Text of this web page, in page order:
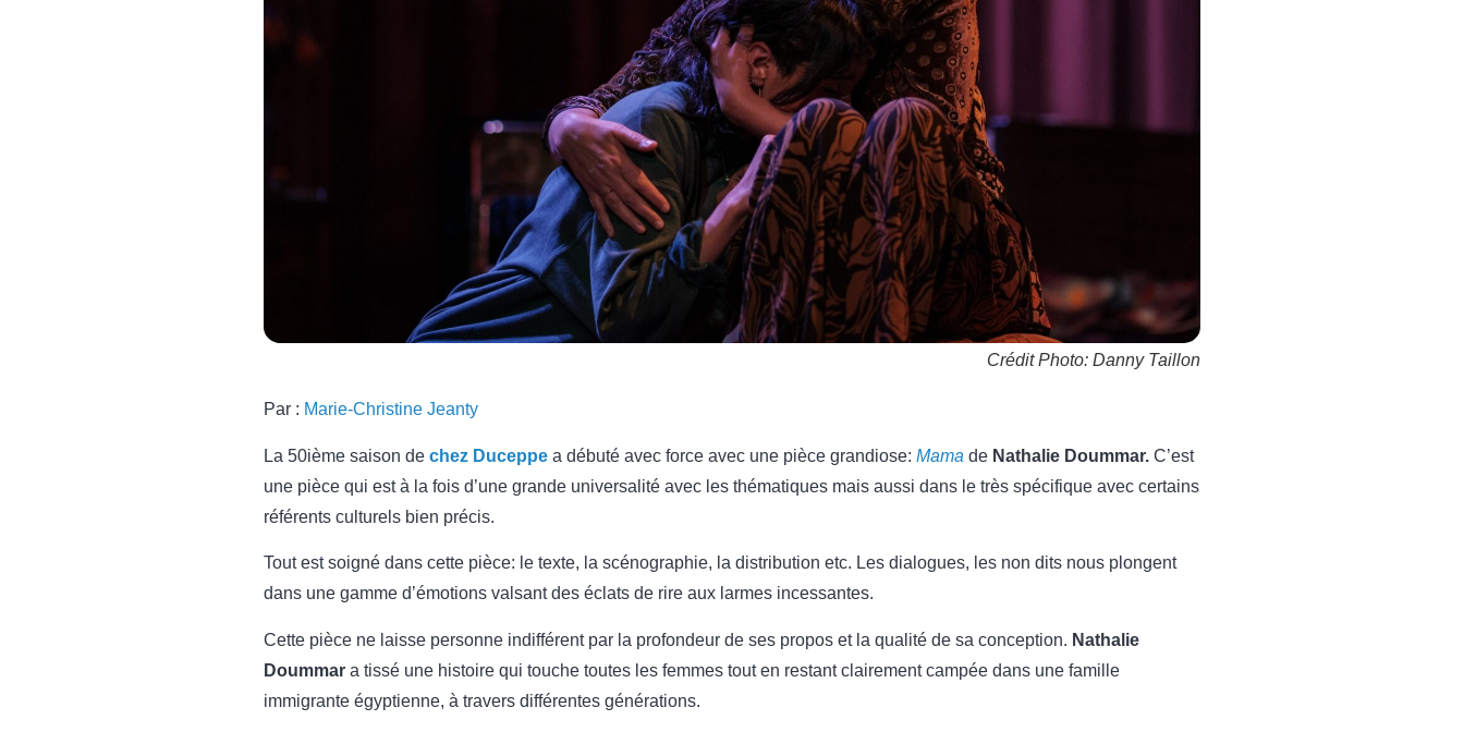
Crédit Photo: Danny Taillon
Par : Marie-Christine Jeanty
La 50ième saison de chez Duceppe a débuté avec force avec une pièce grandiose: Mama de Nathalie Doummar. C’est
une pièce qui est à la fois d’une grande universalité avec les thématiques mais aussi dans le très spécifique avec certains
référents culturels bien précis.
Tout est soigné dans cette pièce: le texte, la scénographie, la distribution etc. Les dialogues, les non dits nous plongent
dans une gamme d’émotions valsant des éclats de rire aux larmes incessantes.
Cette pièce ne laisse personne indifférent par la profondeur de ses propos et la qualité de sa conception. Nathalie
Doummar a tissé une histoire qui touche toutes les femmes tout en restant clairement campée dans une famille
immigrante égyptienne, à travers différentes générations.